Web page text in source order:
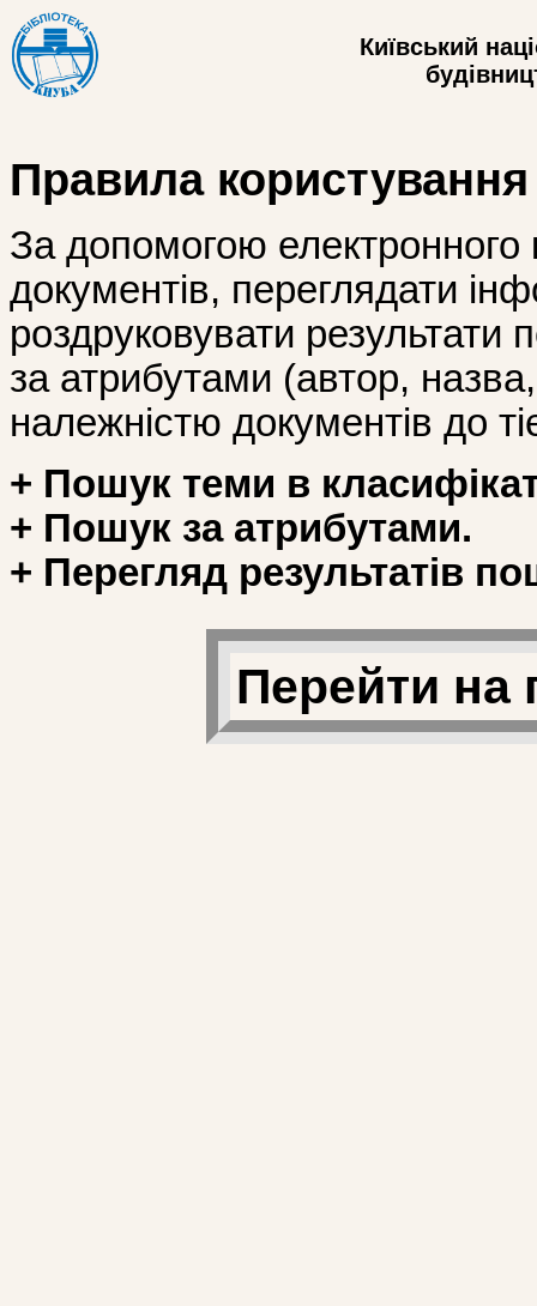
Київський
Правила
За допомогою
документів, переглядати
роздруковувати
за атрибутами (автор, назва,
належністю документів до
+ Пошук теми в
+ Пошук за атрибутами.
+ Перегляд результатів
Перейти на